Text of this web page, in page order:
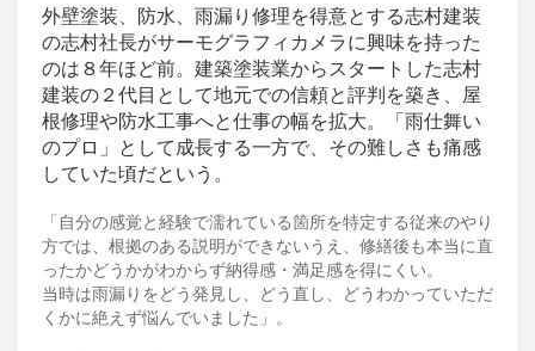
外壁塗装、防水、雨漏り修理を得意とする志村建装
の志村社長がサーモグラフィカメラに興味を持った
のは８年ほど前。建築塗装業からスタートした志村
建装の２代目として地元での信頼と評判を築き、屋
根修理や防水工事へと仕事の幅を拡大。「雨仕舞い
のプロ」として成長する一方で、その難しさも痛感
していた頃だという。
「自分の感覚と経験で濡れている箇所を特定する従来のやり
方では、根拠のある説明ができないうえ、修繕後も本当に直
ったかどうかがわからず納得感・満足感を得にくい。
当時は雨漏りをどう発見し、どう直し、どうわかっていただ
くかに絶えず悩んでいました」。